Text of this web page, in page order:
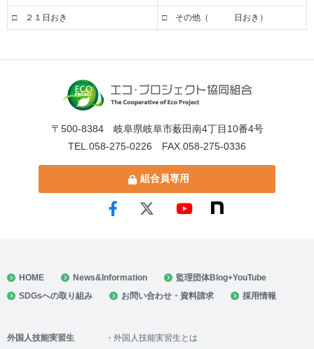
□ ２１日おき □ その他（ 日おき）
〒500-8384 岐阜県岐阜市薮田南4丁目10番4号
TEL.058-275-0226 FAX.058-275-0336
組合員専用
HOME News&Information
監理団体Blog+YouTube
SDGsへの取り組み
お問い合わせ・資料請求 採用情報
外国人技能実習生
外国人技能実習生とは